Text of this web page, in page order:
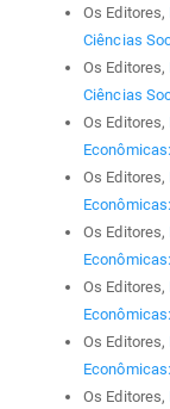
Os Editores,
Ciências
Os Editores,
Ciências
Os Editores,
Os Editores,
Os Editores,
Os Editores,
Os Editores,
Os Editores,